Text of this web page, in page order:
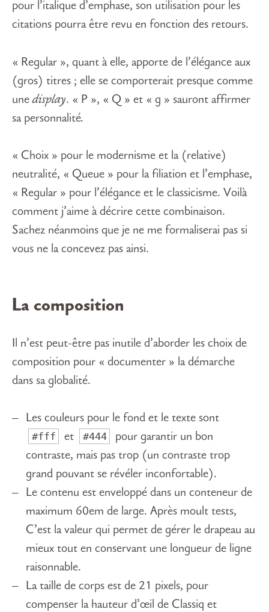
pour l’italique d’emphase, son utilisation pour les
citations pourra être revu en fonction des retours.
« Regular », quant à elle, apporte de l’élégance aux
(gros) titres ; elle se comporterait presque comme
unedisplay. « P », « Q » et « g » sauront affirmer
sa personnalité.
« Choix » pour le modernisme et la (relative)
neutralité, « Queue » pour la filiation et l’emphase,
« Regular » pour l’élégance et le classicisme. Voilà
comment j’aime à décrire cette combinaison.
Sachez néanmoins que je ne me formaliserai pas si
vous ne la concevez pas ainsi.
La composition
Il n’est peut-être pas inutile d’aborder les choix de
composition pour « documenter » la démarche
dans sa globalité.
Les couleurs pour le fond et le texte sont
#fff et #444
pour garantir un bon
contraste, mais pas trop (un contraste trop
grand pouvant se révéler inconfortable).
Le contenu est enveloppé dans un conteneur de
maximum 60em de large. Après moult tests,
C’est la valeur qui permet de gérer le drapeau au
mieux tout en conservant une longueur de ligne
raisonnable.
La taille de corps est de 21 pixels, pour
compenser la hauteur d’œil de Classiq et